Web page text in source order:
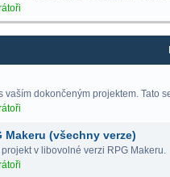
vaším dokončeným projektem. Tato
Makeru (všechny verze)
v libovolné verzi RPG Makeru.